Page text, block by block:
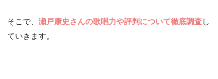
そこで、 瀬戸康史さんの歌唱力や評判について徹底調査し
ていきます。